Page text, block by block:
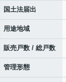
国土法届出
用途地域
販売戸数 / 総戸数
管理形態